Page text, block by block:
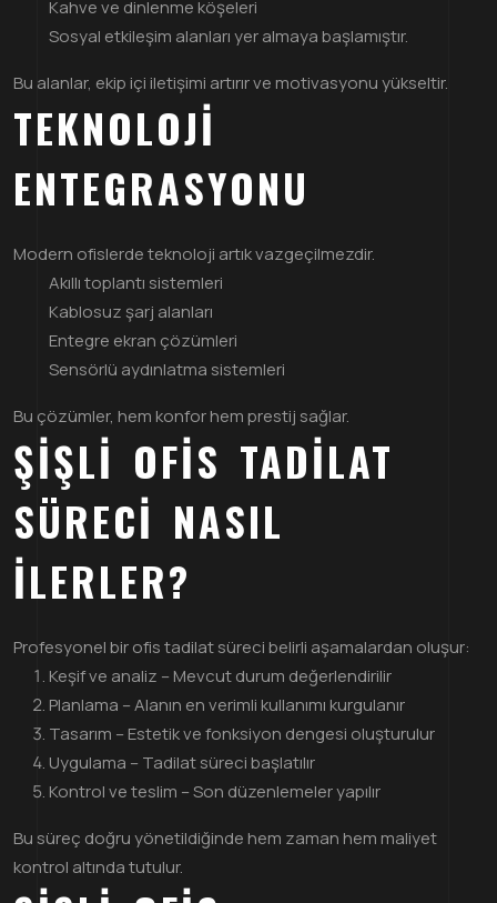
Kahve ve dinlenme köşeleri
Sosyal etkileşim alanları yer almaya başlamıştır.
Bu alanlar, ekip içi iletişimi artırır ve motivasyonu yükseltir.
TEKNOLOJI
ENTEGRASYONU
Modern ofislerde teknoloji artık vazgeçilmezdir.
Akıllı toplantı sistemleri
Kablosuz şarj alanları
Entegre ekran çözümleri
Sensörlü aydınlatma sistemleri
Bu çözümler, hem konfor hem prestij sağlar.
ŞIŞLI OFIS TADILAT
SÜRECI NASIL
İLERLER?
Profesyonel bir ofis tadilat süreci belirli aşamalardan oluşur:
Keşif ve analiz – Mevcut durum değerlendirilir
Planlama – Alanın en verimli kullanımı kurgulanır
Tasarım – Estetik ve fonksiyon dengesi oluşturulur
Uygulama – Tadilat süreci başlatılır
Kontrol ve teslim – Son düzenlemeler yapılır
Bu süreç doğru yönetildiğinde hem zaman hem maliyet
kontrol altında tutulur.